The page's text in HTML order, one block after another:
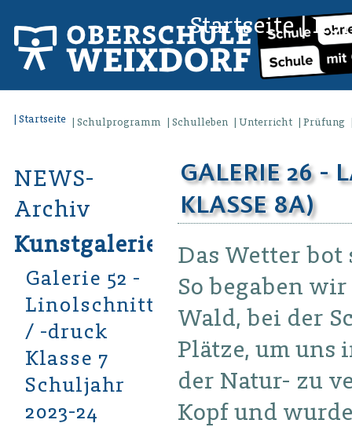
Startseite|
Startseite Schulprogramm Schulleben Unterricht Prüfung
GALERIE 26 -
KLASSE 8A)
Das Wetter bot
So begaben
Wald, bei der
Plätze, um uns
der Natur- zu
Kopf und
NEWS-
Archiv
Kunstgalerien
Galerie 52 -
Linolschnitt
/ -druck
Klasse 7
Schuljahr
2023-24